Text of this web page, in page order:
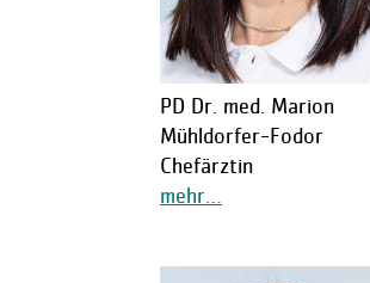
PD Dr. med. Marion
Mühldorfer-Fodor
Chefärztin